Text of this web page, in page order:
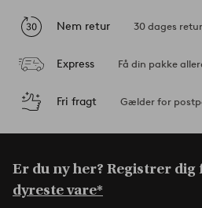
Nem retur 30 dages
Express Få din pakke
Fri fragt Gælder for
Er du ny her? Registrer dig
dyreste vare*